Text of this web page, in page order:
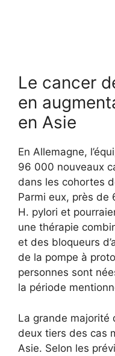
Le cancer
en
en Asie
En Allemagne,
96 000 nouveaux
dans les cohortes
Parmi eux, près de
H. pylori et
une thérapie
et des bloqueurs
de la pompe à
personnes sont
la période
La grande majorité
deux tiers des cas
Asie. Selon les